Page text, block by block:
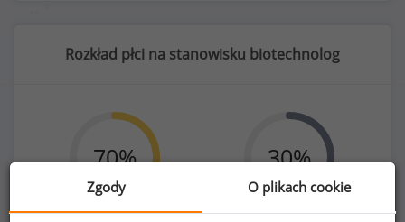
Rozkład płci na stanowisku biotechnolog
70% 30%
Zgody O plikach cookie